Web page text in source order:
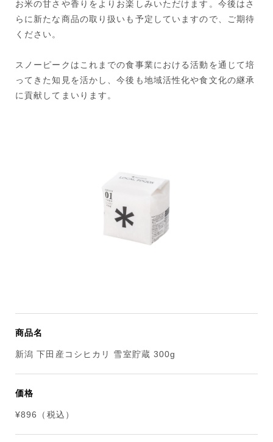
お米の甘さや香りをよりお楽しみいただけます。今後はさ
らに新たな商品の取り扱いも予定していますので、ご期待
ください。
スノーピークはこれまでの食事業における活動を通じて培
ってきた知見を活かし、今後も地域活性化や食文化の継承
に貢献してまいります。
商品名
新潟 下田産コシヒカリ 雪室貯蔵 300g
価格
¥896（税込）